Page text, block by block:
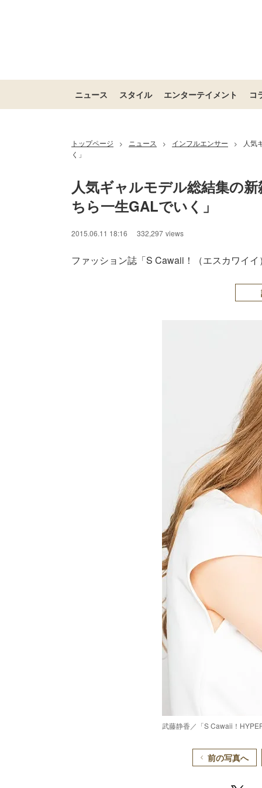
ニュース スタイル エンターテイメント コ
トップページ > ニュース > インフルエンサー >
人気
く」
人気ギャルモデル総結集の
ちら一生GALでいく」
2015.06.11 18:16 332,297 views
ファッション誌「S Cawaii！（エスカワイ
武藤静香／「S Cawaii！
前の写真へ